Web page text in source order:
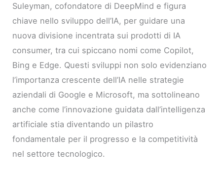
Suleyman, cofondatore di DeepMind e figura
chiave nello sviluppo dell’IA, per guidare una
nuova divisione incentrata sui prodotti di IA
consumer, tra cui spiccano nomi come Copilot,
Bing e Edge. Questi sviluppi non solo evidenziano
l’importanza crescente dell’IA nelle strategie
aziendali di Google e Microsoft, ma sottolineano
anche come l’innovazione guidata dall’intelligenza
artificiale stia diventando un pilastro
fondamentale per il progresso e la competitività
nel settore tecnologico.